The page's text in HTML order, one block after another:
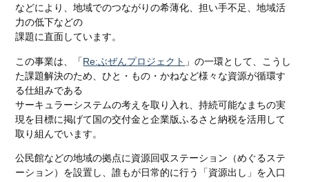
などにより、地域でのつながりの希薄化、担い手不足、地域活
力の低下などの
課題に直面しています。
この事業は、「Re:ぶぜんプロジェクト 」の一環として、こうし
た課題解決のため、ひと・もの・かねなど様々な資源が循環す
る仕組みである
サーキュラーシステムの考えを取り入れ、持続可能なまちの実
現を目標に掲げて国の交付金と企業版ふるさと納税を活用して
取り組んでいます。
公民館などの地域の拠点に資源回収ステーション（めぐるステ
ーション）を設置し、誰もが日常的に行う「資源出し」を入口